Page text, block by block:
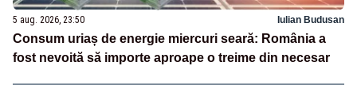
5 aug. 2026, 23:50 Iulian Budusan
Consum uriaș de energie miercuri seară: România a
fost nevoită să importe aproape o treime din necesar